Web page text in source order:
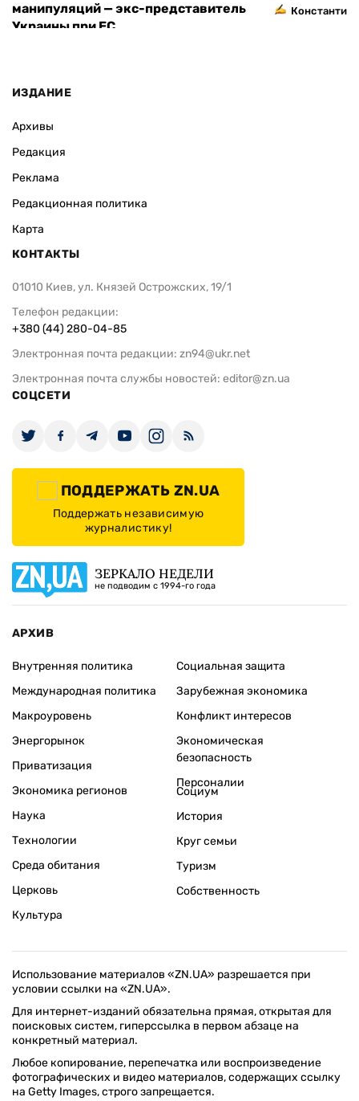
манипуляций — экс-представитель
Украины при ЕС
Константин
ИЗДАНИЕ
Архивы
Редакция
Реклама
Редакционная политика
Карта
КОНТАКТЫ
01010 Киев, ул. Князей Острожских, 19/1
Телефон редакции:
+380 (44) 280-04-85
Электронная почта редакции: zn94@ukr.net
Электронная почта службы новостей: editor@zn.ua
СОЦСЕТИ
ПОДДЕРЖАТЬ ZN.UA
Поддержать независимую
журналистику!
ЗЕРКАЛО НЕДЕЛИ
не подводим с 1994-го года
АРХИВ
Внутренняя политика
Международная политика
Макроуровень
Энергорынок
Приватизация
Экономика регионов
Социальная защита
Зарубежная экономика
Конфликт интересов
Экономическая
безопасность
Персоналии
Наука
Технологии
Среда обитания
Церковь
Культура
Социум
История
Круг семьи
Туризм
Собственность
Использование материалов «ZN.UA» разрешается при
условии ссылки на «ZN.UA».
Для интернет-изданий обязательна прямая, открытая для
поисковых систем, гиперссылка в первом абзаце на
конкретный материал.
Любое копирование, перепечатка или воспроизведение
фотографических и видео материалов, содержащих ссылку
на Getty Images, строго запрещается.